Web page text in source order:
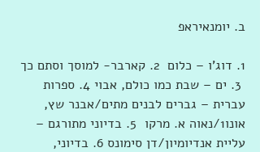
ב. יומנאיראפ
1. דוג'ו – כלום  2. קארבר- למוסך וסתם כך
3. ים – שבת כמו כולם, אבוי 4. ספרות
עברית – גברים לבנים מתים/אבנר שץ,
אונו1/נאוה א. מרקו  5. בדיוני מתורגם –
עליית אנדיומיון/דן סימונס 6. בדיוני,